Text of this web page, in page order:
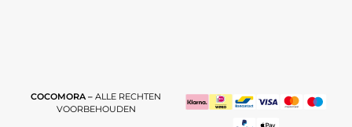
COCOMORA – ALLE RECHTEN
VOORBEHOUDEN